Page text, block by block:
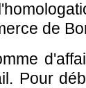
de
Pour